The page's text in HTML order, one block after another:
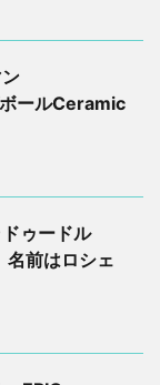
ールCeramic
ゥードル
名前はロシェ